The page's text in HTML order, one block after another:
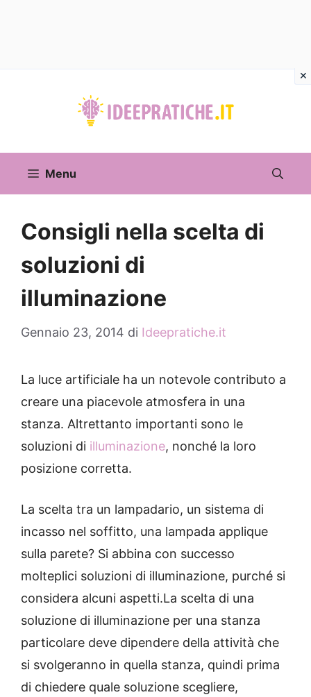
Menu
Consigli nella scelta di
soluzioni di
illuminazione
Gennaio 23, 2014 di Ideepratiche.it
La luce artificiale ha un notevole contributo a
creare una piacevole atmosfera in una
stanza. Altrettanto importanti sono le
soluzioni di illuminazione, nonché la loro
posizione corretta.
La scelta tra un lampadario, un sistema di
incasso nel soffitto, una lampada applique
sulla parete? Si abbina con successo
molteplici soluzioni di illuminazione, purché si
considera alcuni aspetti.La scelta di una
soluzione di illuminazione per una stanza
particolare deve dipendere della attività che
si svolgeranno in quella stanza, quindi prima
di chiedere quale soluzione scegliere,